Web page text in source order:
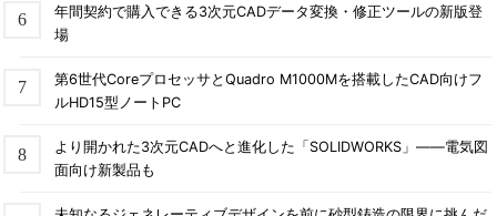
年間契約で購入できる3次元CADデータ変換・修正ツールの新版登
場
第6世代CoreプロセッサとQuadro M1000Mを搭載したCAD向けフ
ルHD15型ノートPC
より開かれた3次元CADへと進化した「SOLIDWORKS」――電気図
面向け新製品も